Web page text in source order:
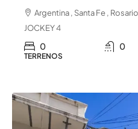
Argentina , Santa Fe ,
JOCKEY 4
0 0
TERRENOS